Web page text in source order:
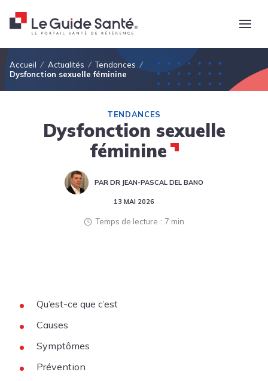
Fil d'Ariane
Accueil Actualités
Tendances
Dysfonction sexuelle féminine
TENDANCES
Dysfonction sexuelle
féminine
PAR DR JEAN-PASCAL DEL BANO
13 MAI 2026
Temps de lecture 7 min
Qu’est-ce que c’est
Causes
Symptômes
Prévention